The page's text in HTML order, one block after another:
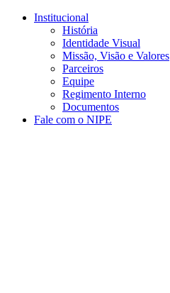
Conteúdo principal
Institucional
História
Identidade Visual
Missão, Visão e Valores
Parceiros
Equipe
Regimento Interno
Documentos
Fale com o NIPE